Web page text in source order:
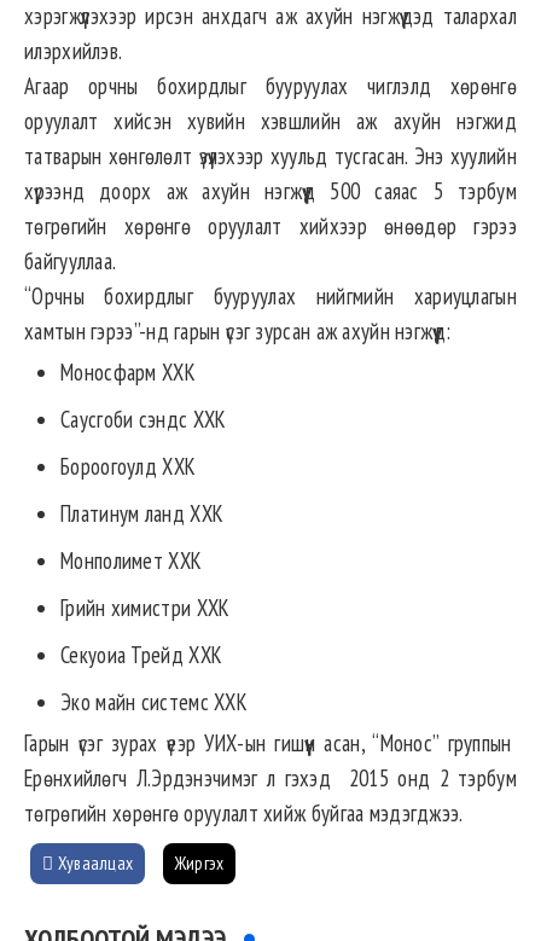
хэрэгжүүлэхээр ирсэн анхдагч аж ахуйн нэгжүүдэд талархал
илэрхийлэв.
Агаар орчны бохирдлыг бууруулах чиглэлд хөрөнгө
оруулалт хийсэн хувийн хэвшлийн аж ахуйн нэгжид
татварын хөнгөлөлт үзүүлэхээр хуульд тусгасан. Энэ хуулийн
хүрээнд доорх аж ахуйн нэгжүүд 500 саяас 5 тэрбум
төгрөгийн хөрөнгө оруулалт хийхээр өнөөдөр гэрээ
байгууллаа.
“Орчны бохирдлыг бууруулах нийгмийн хариуцлагын
хамтын гэрээ”-нд гарын үсэг зурсан аж ахуйн нэгжүүд:
Моносфарм ХХК
Саусгоби сэндс ХХК
Бороогоулд ХХК
Платинум ланд ХХК
Монполимет ХХК
Грийн химистри ХХК
Секуоиа Трейд ХХК
Эко майн системс ХХК
Гарын үсэг зурах үеэр УИХ-ын гишүүн асан, “Монос” группын
Ерөнхийлөгч Л.Эрдэнэчимэг л гэхэд 2015 онд 2 тэрбум
төгрөгийн хөрөнгө оруулалт хийж буйгаа мэдэгджээ.
Хуваалцах Жиргэх